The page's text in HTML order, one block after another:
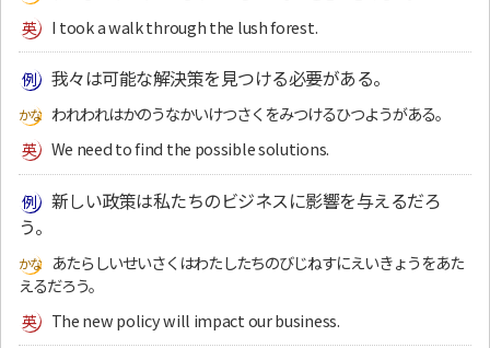
I took a walk through the lush forest.
我々は可能な解決策を見つける必要がある。
われわれはかのうなかいけつさくをみつけるひつようがある。
We need to find the possible solutions.
新しい政策は私たちのビジネスに影響を与えるだろ
う。
あたらしいせいさくはわたしたちのびじねすにえいきょうをあた
えるだろう。
The new policy will impact our business.